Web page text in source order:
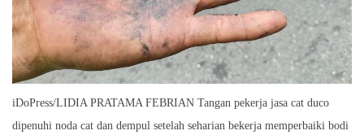
iDoPress/LIDIA PRATAMA FEBRIAN Tangan pekerja jasa cat duco
dipenuhi noda cat dan dempul setelah seharian bekerja memperbaiki bodi